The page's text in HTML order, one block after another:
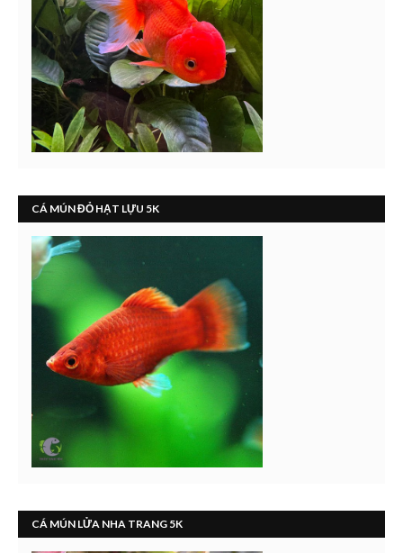
CÁ MÚN ĐỎ HẠT LỰU 5K
CÁ MÚN LỬA NHA TRANG 5K